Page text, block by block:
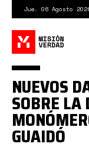
contenido
principal
Jue. 06 Agosto
NUEVOS
SOBRE LA
GUAIDÓ